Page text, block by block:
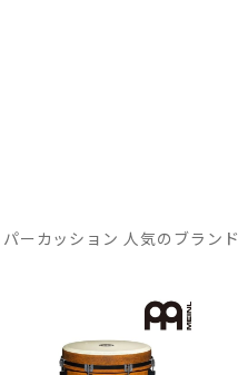
パーカッション 人気のブランド